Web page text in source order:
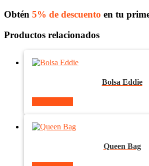
Obtén 5% de descuento en tu
Productos relacionados
Bolsa Eddie
Queen Bag